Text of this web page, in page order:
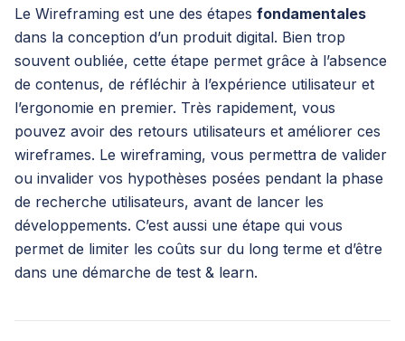
Le Wireframing est une des étapes fondamentales
dans la conception d’un produit digital. Bien trop
souvent oubliée, cette étape permet grâce à l’absence
de contenus, de réfléchir à l’expérience utilisateur et
l’ergonomie en premier. Très rapidement, vous
pouvez avoir des retours utilisateurs et améliorer ces
wireframes. Le wireframing, vous permettra de valider
ou invalider vos hypothèses posées pendant la phase
de recherche utilisateurs, avant de lancer les
développements. C’est aussi une étape qui vous
permet de limiter les coûts sur du long terme et d’être
dans une démarche de test & learn.